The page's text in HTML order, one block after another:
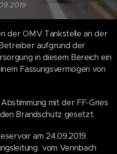
der OMV Tankstelle an der
aufgrund der
in diesem Bereich ein
Fassungsvermögen von
mit der FF-Gries
Brandschutz gesetzt.
am 24.09.2019.
vom Vennbach